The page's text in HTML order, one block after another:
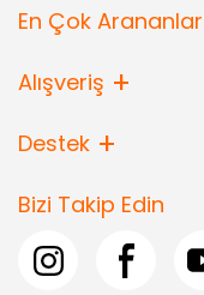
En Çok Arananlar
Alışveriş
Destek
Bizi Takip Edin